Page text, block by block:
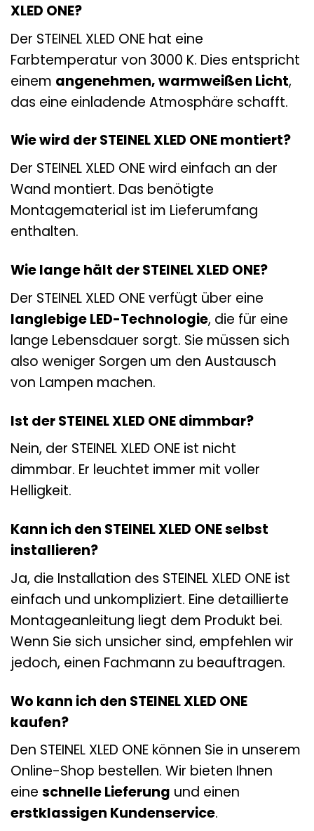
XLED ONE?
Der STEINEL XLED ONE hat eine
Farbtemperatur von 3000 K. Dies entspricht
einem angenehmen, warmweißen Licht,
das eine einladende Atmosphäre schafft.
Wie wird der STEINEL XLED ONE montiert?
Der STEINEL XLED ONE wird einfach an der
Wand montiert. Das benötigte
Montagematerial ist im Lieferumfang
enthalten.
Wie lange hält der STEINEL XLED ONE?
Der STEINEL XLED ONE verfügt über eine
langlebige LED-Technologie, die für eine
lange Lebensdauer sorgt. Sie müssen sich
also weniger Sorgen um den Austausch
von Lampen machen.
Ist der STEINEL XLED ONE dimmbar?
Nein, der STEINEL XLED ONE ist nicht
dimmbar. Er leuchtet immer mit voller
Helligkeit.
Kann ich den STEINEL XLED ONE selbst
installieren?
Ja, die Installation des STEINEL XLED ONE ist
einfach und unkompliziert. Eine detaillierte
Montageanleitung liegt dem Produkt bei.
Wenn Sie sich unsicher sind, empfehlen wir
jedoch, einen Fachmann zu beauftragen.
Wo kann ich den STEINEL XLED ONE
kaufen?
Den STEINEL XLED ONE können Sie in unserem
Online-Shop bestellen. Wir bieten Ihnen
eine schnelle Lieferung und einen
erstklassigen Kundenservice.